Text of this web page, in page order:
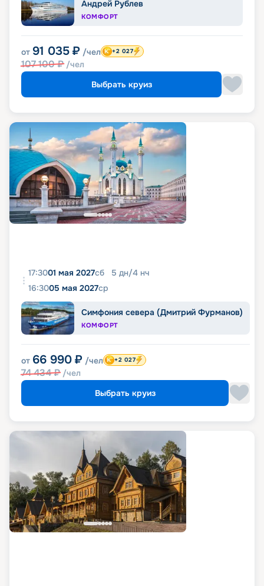
Андрей Рублев
КОМФОРТ
от 91 035 ₽ /чел
107 100₽ /чел
+2 027
Выбрать круиз
17:3001 мая 2027сб 5 дн/4 нч
16:3005 мая 2027ср
Симфония севера (Дмитрий Фурманов)
КОМФОРТ
от 66 990 ₽ /чел
74 434₽ /чел
+2 027
Выбрать круиз